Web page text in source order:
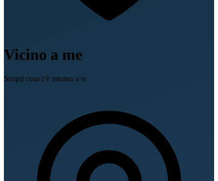
Vicino a me
Scopri cosa c'è intorno a te